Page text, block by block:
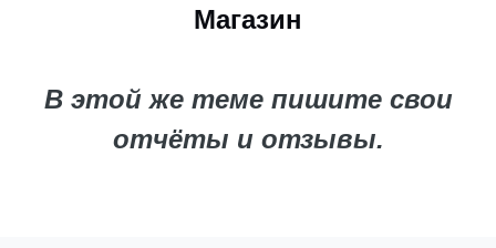
Магазин
В этой же теме пишите свои
отчёты и отзывы.